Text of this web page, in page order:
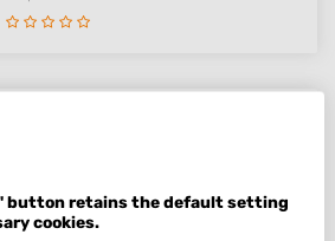
Op 15,66 km afstand
button retains the default setting
cookies.